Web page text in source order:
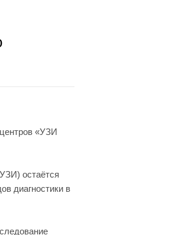
«УЗИ
остаётся
диагностики в